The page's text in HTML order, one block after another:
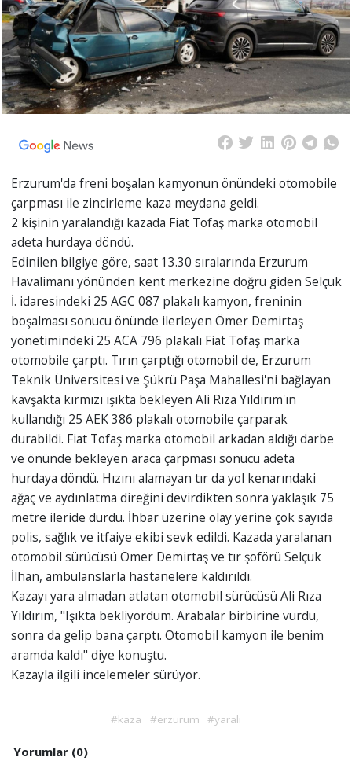
Erzurum'da freni boşalan kamyonun önündeki otomobile
çarpması ile zincirleme kaza meydana geldi.
2 kişinin yaralandığı kazada Fiat Tofaş marka otomobil
adeta hurdaya döndü.
Edinilen bilgiye göre, saat 13.30 sıralarında Erzurum
Havalimanı yönünden kent merkezine doğru giden Selçuk
İ. idaresindeki 25 AGC 087 plakalı kamyon, freninin
boşalması sonucu önünde ilerleyen Ömer Demirtaş
yönetimindeki 25 ACA 796 plakalı Fiat Tofaş marka
otomobile çarptı. Tırın çarptığı otomobil de, Erzurum
Teknik Üniversitesi ve Şükrü Paşa Mahallesi'ni bağlayan
kavşakta kırmızı ışıkta bekleyen Ali Rıza Yıldırım'ın
kullandığı 25 AEK 386 plakalı otomobile çarparak
durabildi. Fiat Tofaş marka otomobil arkadan aldığı darbe
ve önünde bekleyen araca çarpması sonucu adeta
hurdaya döndü. Hızını alamayan tır da yol kenarındaki
ağaç ve aydınlatma direğini devirdikten sonra yaklaşık 75
metre ileride durdu. İhbar üzerine olay yerine çok sayıda
polis, sağlık ve itfaiye ekibi sevk edildi. Kazada yaralanan
otomobil sürücüsü Ömer Demirtaş ve tır şoförü Selçuk
İlhan, ambulanslarla hastanelere kaldırıldı.
Kazayı yara almadan atlatan otomobil sürücüsü Ali Rıza
Yıldırım, "Işıkta bekliyordum. Arabalar birbirine vurdu,
sonra da gelip bana çarptı. Otomobil kamyon ile benim
aramda kaldı" diye konuştu.
Kazayla ilgili incelemeler sürüyor.
#kaza #erzurum #yaralı
Yorumlar (0)